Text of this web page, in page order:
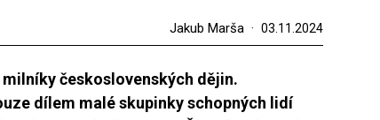
Jakub Marša 03.11.2024
československých dějin.
dílem malé skupinky schopných lidí